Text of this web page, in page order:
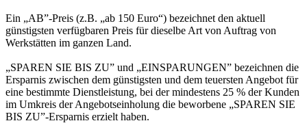
Ein „AB”-Preis (z.B. „ab 150 Euro“) bezeichnet den aktuell
günstigsten verfügbaren Preis für dieselbe Art von Auftrag von
Werkstätten im ganzen Land.
„SPAREN SIE BIS ZU” und „EINSPARUNGEN” bezeichnen die
Ersparnis zwischen dem günstigsten und dem teuersten Angebot für
eine bestimmte Dienstleistung, bei der mindestens 25 % der Kunden
im Umkreis der Angebotseinholung die beworbene „SPAREN SIE
BIS ZU”-Ersparnis erzielt haben.